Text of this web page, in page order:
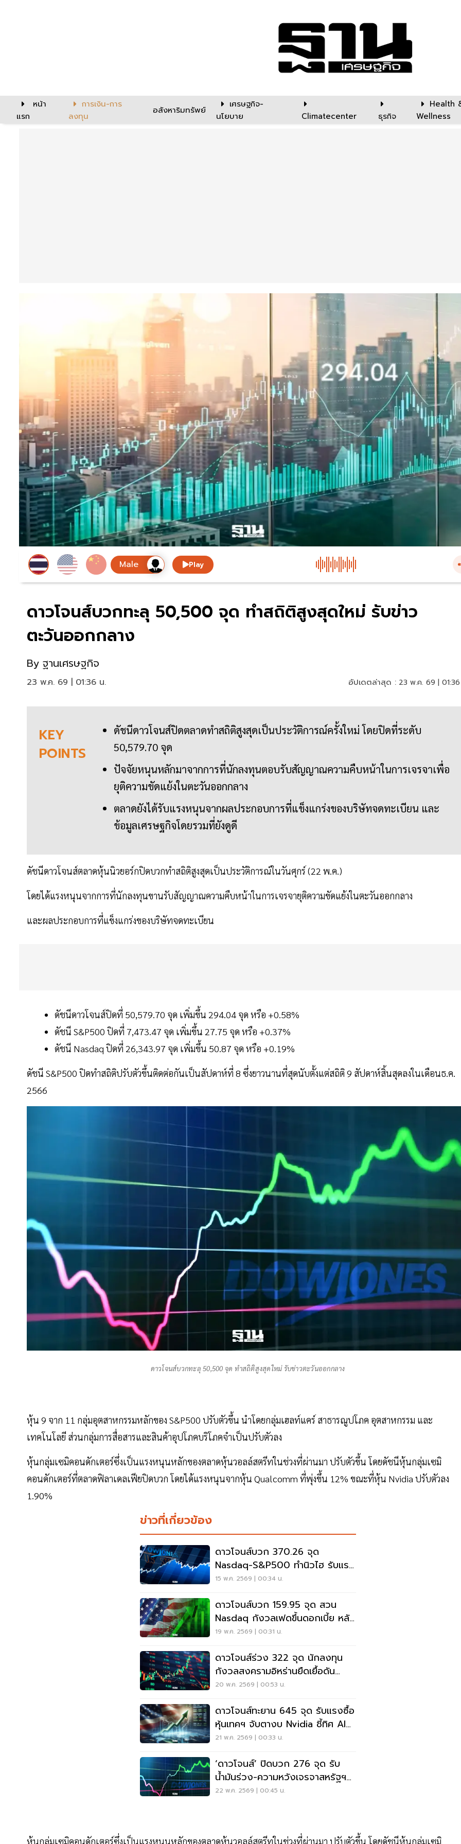
หน้า
แรก
การเงิน-การ
ลงทุน
อสังหาริมทรัพย์
เศรษฐกิจ-
นโยบาย
Climatecenter ธุรกิจ
Health
Wellness
Play
ดาวโจนส์บวกทะลุ 50,500 จุด ทำสถิติสูงสุดใหม่ รับข่าว
ตะวันออกกลาง
By ฐานเศรษฐกิจ
23 พ.ค. 69 | 01:36 น. อัปเดตล่าสุด : 23 พ.ค. 69 |
KEY
POINTS
ดัชนีดาวโจนส์ปิดตลาดทำสถิติสูงสุดเป็นประวัติการณ์ครั้งใหม่ โดยปิดที่ระดับ
50,579.70 จุด
ปัจจัยหนุนหลักมาจากการที่นักลงทุนตอบรับสัญญาณความคืบหน้าในการเจรจาเพื่อ
ยุติความขัดแย้งในตะวันออกกลาง
ตลาดยังได้รับแรงหนุนจากผลประกอบการที่แข็งแกร่งของบริษัทจดทะเบียน และ
ข้อมูลเศรษฐกิจโดยรวมที่ยังดูดี
ดัชนีดาวโจนส์ตลาดหุ้นนิวยอร์กปิดบวกทำสถิติสูงสุดเป็นประวัติการณ์ในวันศุกร์ (22 พ.ค.)
โดยได้แรงหนุนจากการที่นักลงทุนขานรับสัญญาณความคืบหน้าในการเจรจายุติความขัดแย้งในตะวันออกกลาง
และผลประกอบการที่แข็งแกร่งของบริษัทจดทะเบียน
ดัชนีดาวโจนส์ปิดที่ 50,579.70 จุด เพิ่มขึ้น 294.04 จุด หรือ +0.58%
ดัชนี S&P500 ปิดที่ 7,473.47 จุด เพิ่มขึ้น 27.75 จุด หรือ +0.37%
ดัชนี Nasdaq ปิดที่ 26,343.97 จุด เพิ่มขึ้น 50.87 จุด หรือ +0.19%
ดัชนี S&P500 ปิดทำสถิติปรับตัวขึ้นติดต่อกันเป็นสัปดาห์ที่ 8 ซึ่งยาวนานที่สุดนับตั้งแต่สถิติ 9 สัปดาห์สิ้นสุดลงในเดือนธ.ค.
2566
ดาวโจนส์บวกทะลุ 50,500 จุด ทำสถิติสูงสุดใหม่ รับข่าวตะวันออกกลาง
หุ้น 9 จาก 11 กลุ่มอุตสาหกรรมหลักของ S&P500 ปรับตัวขึ้น นำโดยกลุ่มเฮลท์แคร์ สาธารณูปโภค อุตสาหกรรม และ
เทคโนโลยี ส่วนกลุ่มการสื่อสารและสินค้าอุปโภคบริโภคจำเป็นปรับตัวลง
หุ้นกลุ่มเซมิคอนดักเตอร์ซึ่งเป็นแรงหนุนหลักของตลาดหุ้นวอลล์สตรีทในช่วงที่ผ่านมา ปรับตัวขึ้น โดยดัชนีหุ้นกลุ่มเซมิ
คอนดักเตอร์ที่ตลาดฟิลาเดลเฟียปิดบวก โดยได้แรงหนุนจากหุ้น Qualcomm ที่พุ่งขึ้น 12% ขณะที่หุ้น Nvidia ปรับตัวลง
1.90%
ข่าวที่เกี่ยวข้อง
ดาวโจนส์บวก 370.26 จุด
Nasdaq-S&P500 ทำนิวไฮ รับแรง
ซื้อหุ้น AI
15 พ.ค. 2569 | 00:34 น.
ดาวโจนส์บวก 159.95 จุด สวน
Nasdaq กังวลเฟดขึ้นดอกเบี้ย หลัง
ราคาน้ำมันเร่งตัว
19 พ.ค. 2569 | 00:31 น.
ดาวโจนส์ร่วง 322 จุด นักลงทุน
กังวลสงครามอิหร่านยืดเยื้อดัน
ต้นทุนพุ่ง
20 พ.ค. 2569 | 00:53 น.
ดาวโจนส์ทะยาน 645 จุด รับแรงซื้อ
หุ้นเทคฯ จับตางบ Nvidia ชี้ทิศ AI
โลก
21 พ.ค. 2569 | 00:33 น.
‘ดาวโจนส์’ ปิดบวก 276 จุด รับ
น้ำมันร่วง-ความหวังเจรจาสหรัฐฯ–
อิหร่าน
22 พ.ค. 2569 | 00:45 น.
หุ้นกลุ่มเซมิคอนดักเตอร์ซึ่งเป็นแรงหนุนหลักของตลาดหุ้นวอลล์สตรีทในช่วงที่ผ่านมา ปรับตัวขึ้น โดยดัชนีหุ้นกลุ่มเซมิ